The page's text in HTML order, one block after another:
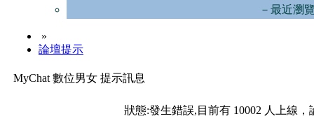
－最近瀏
»
論壇提示
MyChat 數位男女 提示訊息
狀態:發生錯誤,目前有 10002 人上線